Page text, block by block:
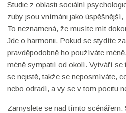
Studie z oblasti sociální
zuby jsou vnímáni jako
To neznamená, že musíte mít
Jde o harmonii. Pokud se stydíte
pravděpodobně ho používáte
méně sympatií od okolí. Vytváří se
se nejistě, takže se neposmíváte,
nebo odradí, a vy se v tom pocitu
Zamyslete se nad tímto scénářem: